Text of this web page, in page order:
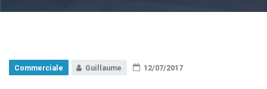
Commerciale Guillaume 12/07/2017